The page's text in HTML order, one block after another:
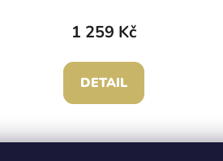
1 259 Kč
DETAIL